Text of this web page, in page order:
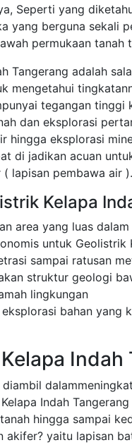
Seperti yang
yang berguna sekali
permukaan tanah
Tangerang adalah
mengetahui
tegangan tinggi
dan eksplorasi
hingga eksplorasi
di jadikan acuan
lapisan pembawa air ).
Kelapa
area yang luas
untuk Geolistrik
sampai ratusan
struktur geologi
lingkungan
bahan yang
Indah
Indah
hingga sampai
akifer? yaitu lapisan